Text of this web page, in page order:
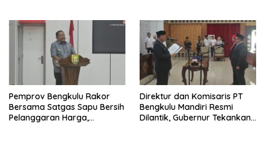
Pemprov Bengkulu Rakor
Bersama Satgas Sapu Bersih
Pelanggaran Harga,
Direktur dan Komisaris PT
Bengkulu Mandiri Resmi
Dilantik, Gubernur Tekankan